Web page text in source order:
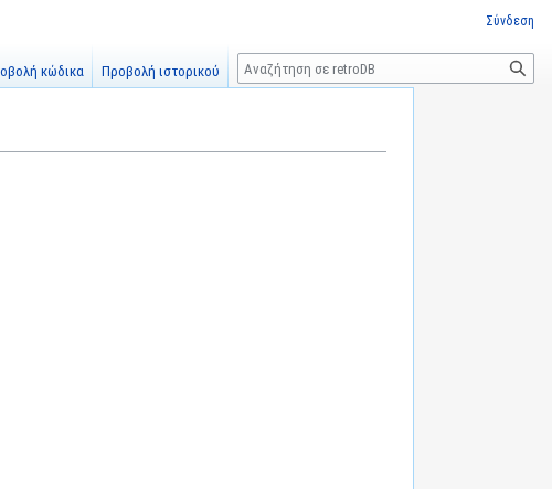
Σύνδεση
κώδικα Προβολή ιστορικού
Αναζήτηση